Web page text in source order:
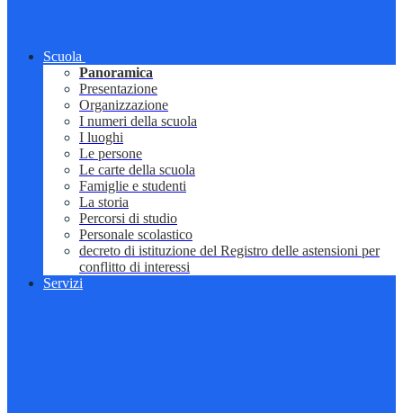
Scuola
Panoramica
Presentazione
Organizzazione
I numeri della scuola
I luoghi
Le persone
Le carte della scuola
Famiglie e studenti
La storia
Percorsi di studio
Personale scolastico
decreto di istituzione del Registro delle astensioni per
conflitto di interessi
Servizi